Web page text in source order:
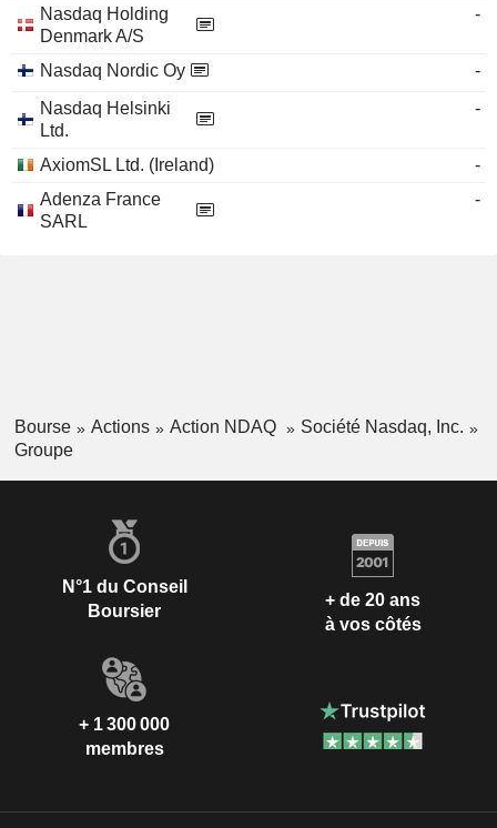
Nasdaq Holding
Denmark A/S
-
Nasdaq Nordic Oy
-
Nasdaq Helsinki
Ltd.
-
AxiomSL Ltd. (Ireland)
-
Adenza France
SARL
-
Bourse Actions Action NDAQ
Société Nasdaq, Inc.
Groupe
N°1 du Conseil
Boursier
+ de 20 ans
à vos côtés
+ 1 300 000
membres